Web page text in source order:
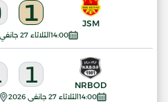
14:00الثلاثاء 27 جانفي 2026
JSM
1
14:00الثلاثاء 27 جانفي 2026
NRBOD
1